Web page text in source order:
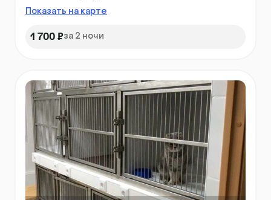
Показать на карте
1 700 ₽за 2 ночи